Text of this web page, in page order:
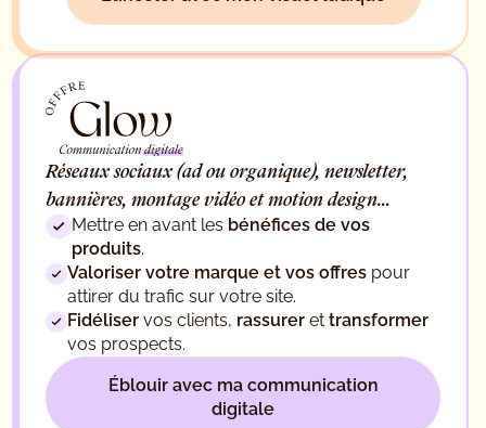
Réseaux sociaux (ad ou organique), newsletter,
bannières, montage vidéo et motion design…
Mettre en avant les bénéfices de vos
produits.
Valoriser votre marque et vos offres pour
attirer du trafic sur votre site.
Fidéliser vos clients, rassurer et transformer
vos prospects.
Éblouir avec ma communication
digitale